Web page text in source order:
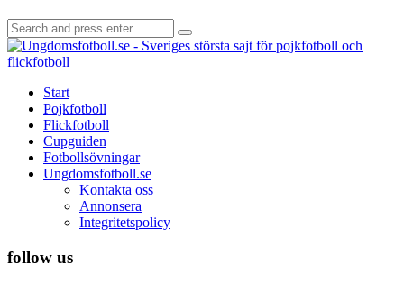
Search
for:
Search
Start
Pojkfotboll
Flickfotboll
Cupguiden
Fotbollsövningar
Ungdomsfotboll.se
Kontakta oss
Annonsera
Integritetspolicy
follow us